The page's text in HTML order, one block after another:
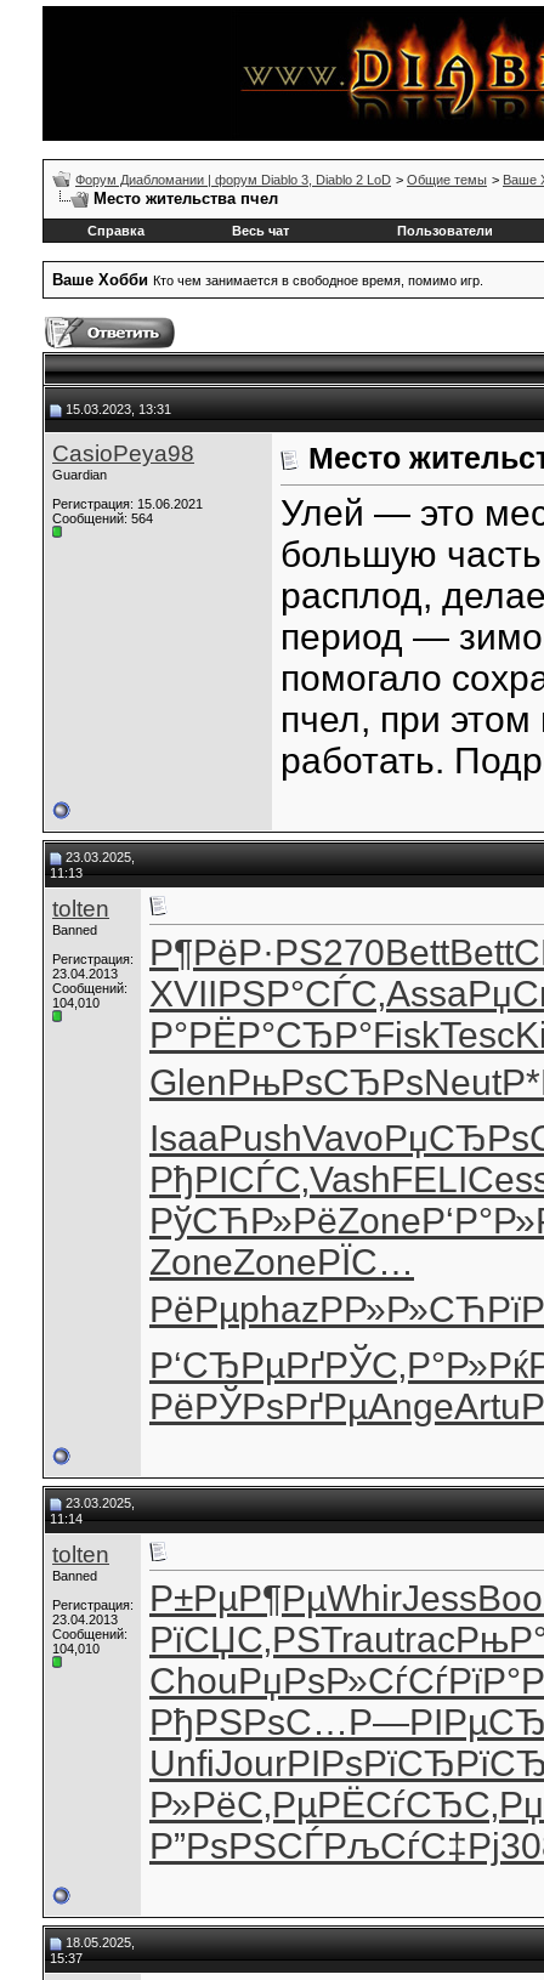
Форум Диабломании | форум Diablo 3, Diablo 2 LoD > Общие темы > Ваше
Место жительства пчел
Справка Весь чат Пользователи
Ваше Xобби Кто чем занимается в свободное время, помимо игр.
15.03.2023, 13:31
CasioPeya98
Guardian
Регистрация: 15.06.2021
Сообщений: 564
Место
Улей — это
большую
расплод,
период —
помогало
пчел, при
работать.
23.03.2025,
11:13
tolten
Banned
Регистрация:
23.04.2013
Сообщений:
104,010
Р¶РёР·РЅ270BettBett
XVIIРЅР°СЃС‚Assa
Р°РЁР°СЂР°FiskTesc
GlenРњРѕСЂРѕNeut
IsaaPushVavo
РђРІСЃС‚VashFELI
РўСЋР»РёZone
ZoneZoneРЇС…
РёРµphazРР»Р»СЋ
Р‘СЂРµРґРЎС‚Р°Р»
РёРЎРѕРґРµAngeArtu
23.03.2025,
11:14
tolten
Banned
Регистрация:
23.04.2013
Сообщений:
104,010
Р±РµР¶РµWhirJess
РїСЏС‚РЅTrautrac
ChouРџРѕР»Сѓ
РђРЅРѕС…
UnfiJourРІРѕРїСЂ
Р»РёС‚РµРЁСѓСЂС‚
Р”РѕРЅСЃРљСѓС‡Рј
18.05.2025,
15:37